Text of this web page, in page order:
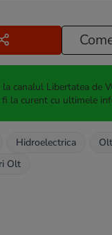
canalul Libertatea de
fi la curent cu ultimele
Hidroelectrica
Olt